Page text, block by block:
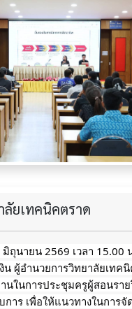
ลัยเทคนิคตราด
ถุนายน 2569 เวลา 15.00
น ผู้อำนวยการวิทยาลัยเทค
นในการประชุมครูผู้สอนรา
าร เพื่อให้แนวทางในการจั